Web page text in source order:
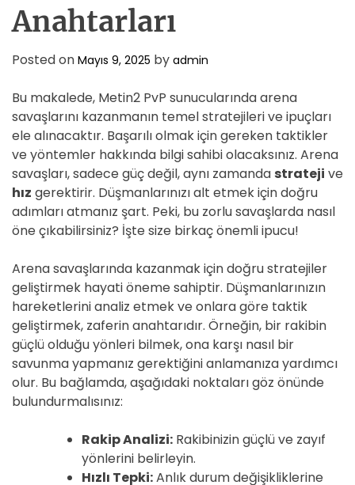
Anahtarları
Posted on Mayıs 9, 2025 by admin
Bu makalede, Metin2 PvP sunucularında arena
savaşlarını kazanmanın temel stratejileri ve ipuçları
ele alınacaktır. Başarılı olmak için gereken taktikler
ve yöntemler hakkında bilgi sahibi olacaksınız. Arena
savaşları, sadece güç değil, aynı zamanda strateji ve
hız gerektirir. Düşmanlarınızı alt etmek için doğru
adımları atmanız şart. Peki, bu zorlu savaşlarda nasıl
öne çıkabilirsiniz? İşte size birkaç önemli ipucu!
Arena savaşlarında kazanmak için doğru stratejiler
geliştirmek hayati öneme sahiptir. Düşmanlarınızın
hareketlerini analiz etmek ve onlara göre taktik
geliştirmek, zaferin anahtarıdır. Örneğin, bir rakibin
güçlü olduğu yönleri bilmek, ona karşı nasıl bir
savunma yapmanız gerektiğini anlamanıza yardımcı
olur. Bu bağlamda, aşağıdaki noktaları göz önünde
bulundurmalısınız:
Rakip Analizi: Rakibinizin güçlü ve zayıf
yönlerini belirleyin.
Hızlı Tepki:Anlık durum değişikliklerine